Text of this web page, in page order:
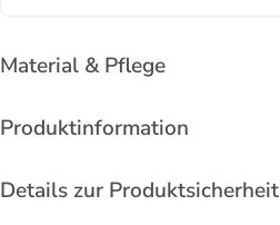
Material & Pflege
Produktinformation
Details zur Produktsicherheit